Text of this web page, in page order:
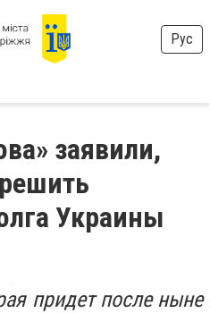
Рус
заявили,
Украины
придет после ныне